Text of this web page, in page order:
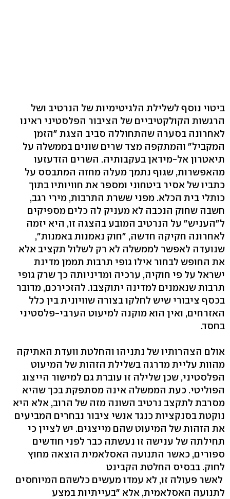
ביטוי נוסף לשלילת הלגיטימיות של הנרטיב ושל
הרגשות הקולקטיביים של הציבור הפלסטיני ראינו
לאחרונה בסערה שהתחוללה סביב הצגת "הזמן
המקביל" והמתקפה מצד שרים שונים בממשלה על
תיאטרון אל-מידאן בעקבותיה. השרים הזדעזעו
מהאפשרות, שגוף נתמך מעלה מחזה המתבסס על
כתביו של אסיר ביטחוני ומספר את חוויותיו בתוך
כותלי בית הכלא. מפני ששרת התרבות, מירי רגב,
חשבה שחוק הנכבה לא מעניק לה כלים מספיקים
ל"העניש" על הנרטיב המובע בהצגה זו, היא יזמה
לאחרונה חקיקה חדשה, "חוק נאמנות באמנות",
שנועדה לאפשר לממשלה לא רק לשלול תקציב אלא
את החופש לבחור אילו גופי תרבות תממן מדינת
ישראל על פי חוקיה, ערכיה ומדיניותה כך שרק גופי
תרבות שנאמנים למדינה יתוקצבו. להזכירכם, מדובר
בכסף ציבורי שיש לחלקו בצורה שוויונית בין כלל
האזרחים, ואין הוא מוקנה למיעוט הערבי-פלסטיני
בחסד.
אולם הצהרותיו של נתניהו והחלטת וועדת האתיקה
מהוות עליית מדרגה בשלילת הזהות של המיעוט
הפלסטיני, שכן שלילה זו עוברת גם למישור הייצוג
הפוליטי. כעת הממשלה אינה מסתפקת בכך שהיא
מסרבת לתקצב נרטיב השונה מזה של הרוב, אלא היא
נוקטת בסנקציות כנגד אנשי ציבור נבחרים המביעים
את הזהות של המיעוט שהם מייצגים. יש לציין כי
תחילתה של ענישה זו נעשתה כבר לפני חודשים
ספורים, כאשר התנועה האסלאמית הוצאה מחוץ
לחוק. בבסיס החלטת הקבינט
לאשר פעולה זו, לא עמדו מעשים כלשהם המיוחסים
לתנועה האסלאמית, אלא "בעייתיות במצע